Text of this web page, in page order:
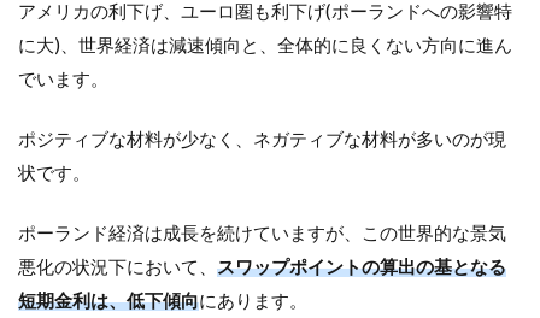
アメリカの利下げ、ユーロ圏も利下げ(ポーランドへの影響特
に大)、世界経済は減速傾向と、全体的に良くない方向に進ん
でいます。
ポジティブな材料が少なく、ネガティブな材料が多いのが現
状です。
ポーランド経済は成長を続けていますが、この世界的な景気
悪化の状況下において、 スワップポイントの算出の基となる
短期金利は、低下傾向にあります。